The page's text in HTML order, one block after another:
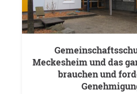
Gemeinschaftsschule jetzt:
Meckesheim und das
brauchen und